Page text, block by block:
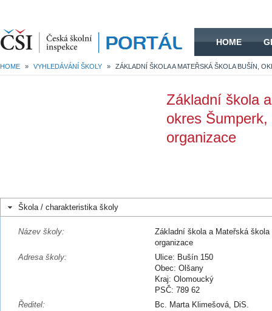
HOME
HOME » VYHLEDÁVÁNÍ ŠKOLY »
Základní škola
okres
organizace
Škola / charakteristika školy
Název školy:
Základní škola a Mateřská
organizace
Adresa školy:
Ulice: Bušín 150
Obec: Olšany
Kraj: Olomoucký
PSČ: 789 62
Ředitel:
Bc. Marta Klimešová, DiS.